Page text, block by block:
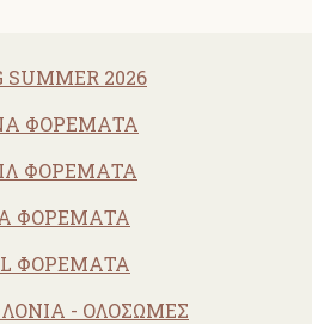
SUMMER 2026
ΦΟΡΈΜΑΤΑ
ΦΟΡΈΜΑΤΑ
ΦΟΡΈΜΑΤΑ
ΦΟΡΈΜΑΤΑ
- ΟΛΌΣΩΜΕΣ